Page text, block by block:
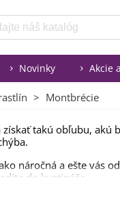
Novinky Akcie
> Montbrécie
získať takú obľubu,
náročná a ešte vás
do kvetináča.